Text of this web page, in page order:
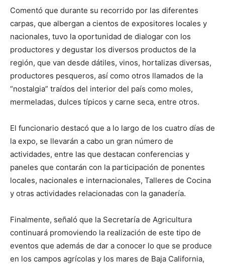
Comentó que durante su recorrido por las diferentes
carpas, que albergan a cientos de expositores locales y
nacionales, tuvo la oportunidad de dialogar con los
productores y degustar los diversos productos de la
región, que van desde dátiles, vinos, hortalizas diversas,
productores pesqueros, así como otros llamados de la
“nostalgia” traídos del interior del país como moles,
mermeladas, dulces típicos y carne seca, entre otros.
El funcionario destacó que a lo largo de los cuatro días de
la expo, se llevarán a cabo un gran número de
actividades, entre las que destacan conferencias y
paneles que contarán con la participación de ponentes
locales, nacionales e internacionales, Talleres de Cocina
y otras actividades relacionadas con la ganadería.
Finalmente, señaló que la Secretaría de Agricultura
continuará promoviendo la realización de este tipo de
eventos que además de dar a conocer lo que se produce
en los campos agrícolas y los mares de Baja California,